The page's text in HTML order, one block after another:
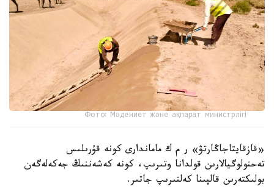
Фото: Мәдениет және ақпарат министрлігі
«قازقايتاجاڭارتۋ» ر م ك ماماندارى كونە قۇرىلىس
تەحنولوگيالارىن قولدانا وتىرىپ، كونە كەشەننىڭ جەكەلەگەن
بولىكتەرىن قالپىنا كەلتىرىپ جاتىر.